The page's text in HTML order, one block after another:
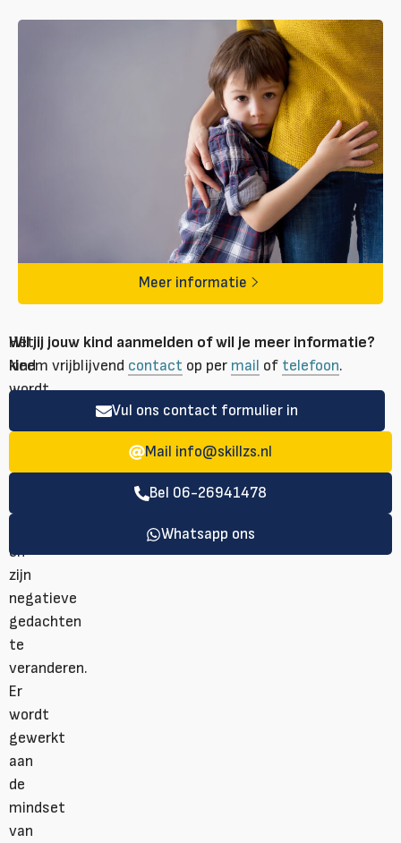
Meer informatie
Het
kind
wordt
aangemoedigd
om
doelen
en
zijn
negatieve
gedachten
te
veranderen.
Er
wordt
gewerkt
aan
de
mindset
van
Wil jij jouw kind aanmelden of wil je meer informatie?
Neem vrijblijvend contact op per mail of telefoon.
Vul ons contact formulier in
Mail info@skillzs.nl
Bel 06-26941478
Whatsapp ons